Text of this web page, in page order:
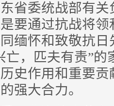
委统战部有关
要通过抗战将
缅怀和致敬抗
亡，匹夫有责”
史作用和重要
强大合力。